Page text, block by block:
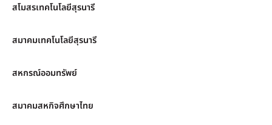
สโมสรเทคโนโลยีสุรนารี
สมาคมเทคโนโลยีสุรนารี
สหกรณ์ออมทรัพย์
สมาคมสหกิจศึกษาไทย